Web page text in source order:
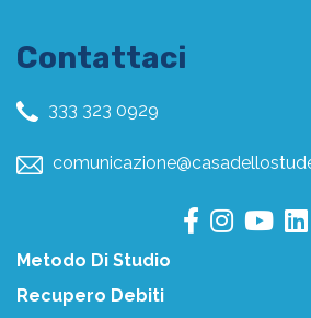
Contattaci
333 323 0929
Metodo Di Studio
Recupero Debiti